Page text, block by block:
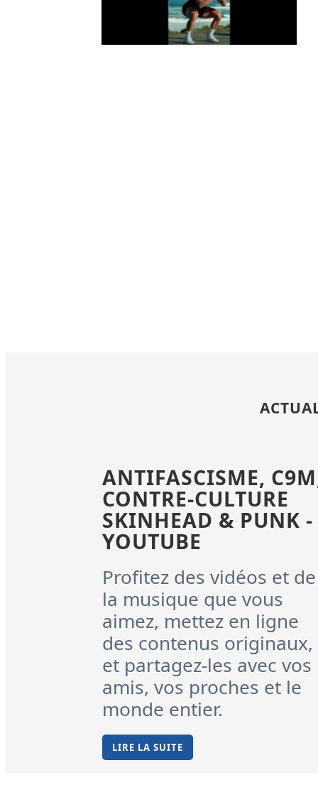
ANTIFASCISME,
CONTRE-CULTURE
SKINHEAD & PUNK -
YOUTUBE
Profitez des vidéos et de
la musique que vous
aimez, mettez en ligne
des contenus originaux,
et partagez-les avec vos
amis, vos proches et le
monde entier.
LIRE LA SUITE